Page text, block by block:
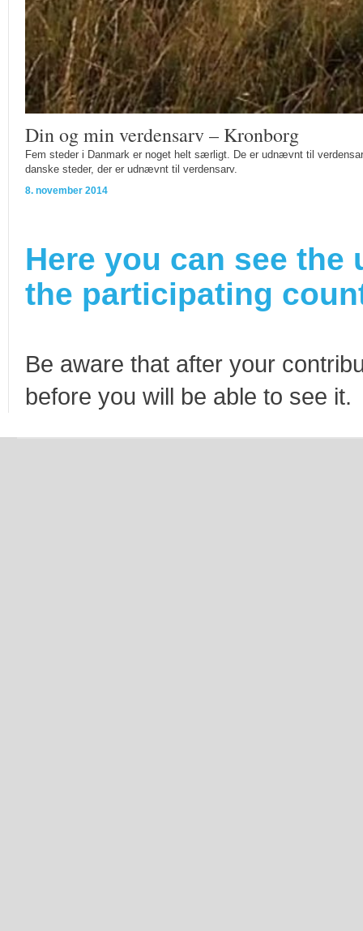
Din og min verdensarv – Kronborg
Fem steder i Danmark er noget helt særligt. De er udnævnt til
danske steder, der er udnævnt til verdensarv.
8. november 2014
Here you can see
the participating
Be aware that after your
before you will be able to see it.